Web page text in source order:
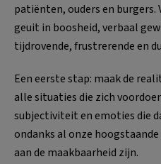
patiënten, ouders en
geuit in boosheid, verbaal
tijdrovende, frustrerende en
Een eerste stap: maak de
alle situaties die zich
subjectiviteit en emoties die
ondanks al onze
aan de maakbaarheid zijn.